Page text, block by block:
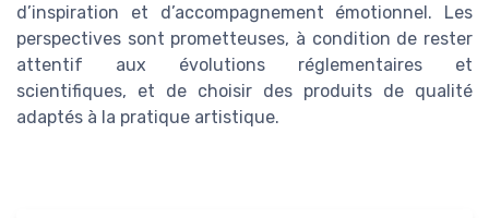
d’inspiration et d’accompagnement émotionnel. Les
perspectives sont prometteuses, à condition de rester
attentif aux évolutions réglementaires et
scientifiques, et de choisir des produits de qualité
adaptés à la pratique artistique.